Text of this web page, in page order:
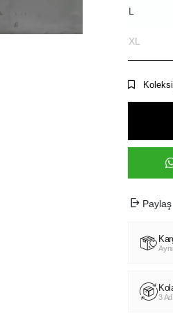
L
XL
Paylaş
3